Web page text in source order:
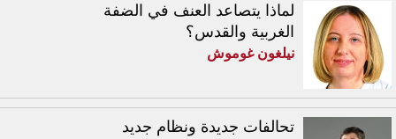
لماذا يتصاعد العنف في الضفة
الغربية والقدس؟
نيلغون غوموش
تحالفات جديدة ونظام جديد